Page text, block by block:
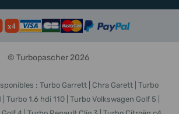
© Turbopascher 2026
: Turbo Garrett Chra Garett Turbo
Turbo 1.6 hdi 110 Turbo Volkswagen Golf 5